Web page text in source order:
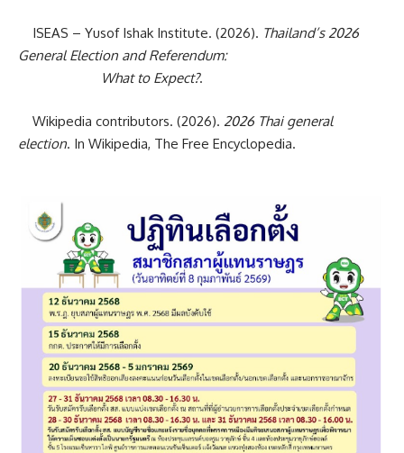
ISEAS – Yusof Ishak Institute. (2026). Thailand’s 2026
General Election and Referendum:
What to Expect?.
Wikipedia contributors. (2026). 2026 Thai general
election. In Wikipedia, The Free Encyclopedia.